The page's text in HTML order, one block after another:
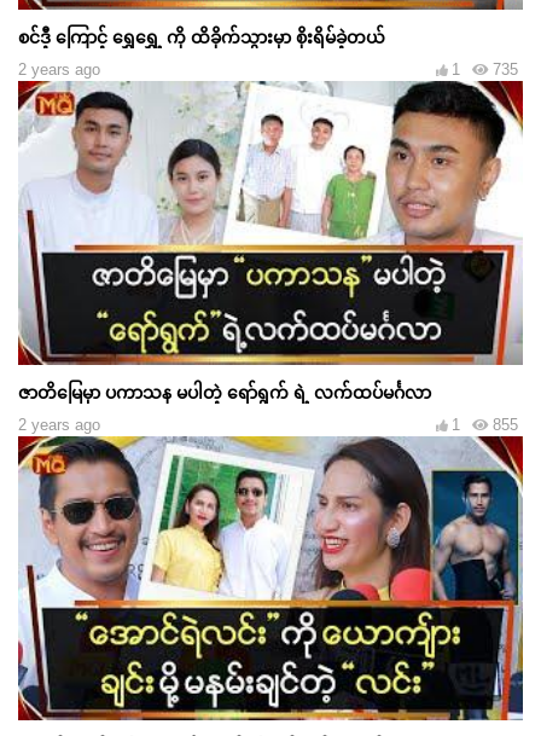
စင်ဒီ့ ကြောင့် ရွှေရွှေ့ ကို ထိခိုက်သွားမှာ စိုးရိမ်ခဲ့တယ်
2 years ago 735
1
ဇာတိမြေမှာ ပကာသန မပါတဲ့ ရော်ရွက် ရဲ့ လက်ထပ်မင်္ဂလာ
2 years ago 855
1